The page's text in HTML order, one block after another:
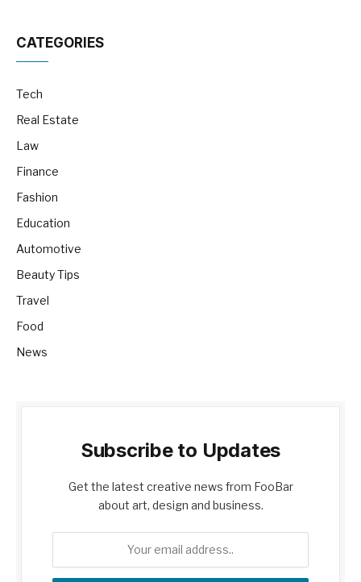
CATEGORIES
Tech
Real Estate
Law
Finance
Fashion
Education
Automotive
Beauty Tips
Travel
Food
News
Subscribe to Updates
Get the latest creative news from FooBar
about art, design and business.